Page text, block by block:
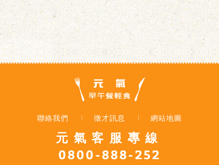
聯絡我們 徵才訊息 網站地圖
元氣客服專線
0800-888-252